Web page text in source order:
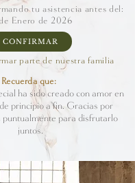
tu asistencia antes del:
Enero de 2026
CONFIRMAR
parte de nuestra familia
Recuerda que:
ha sido creado con amor en
principio a fin. Gracias por
puntualmente para disfrutarlo
juntos.